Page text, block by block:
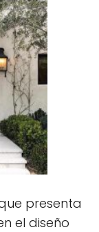
presenta
el diseño